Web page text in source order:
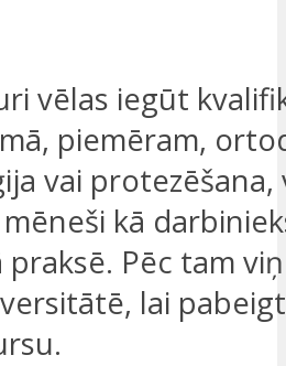
vēlas iegūt
piemēram,
vai protezēšana,
kā
Pēc tam
lai